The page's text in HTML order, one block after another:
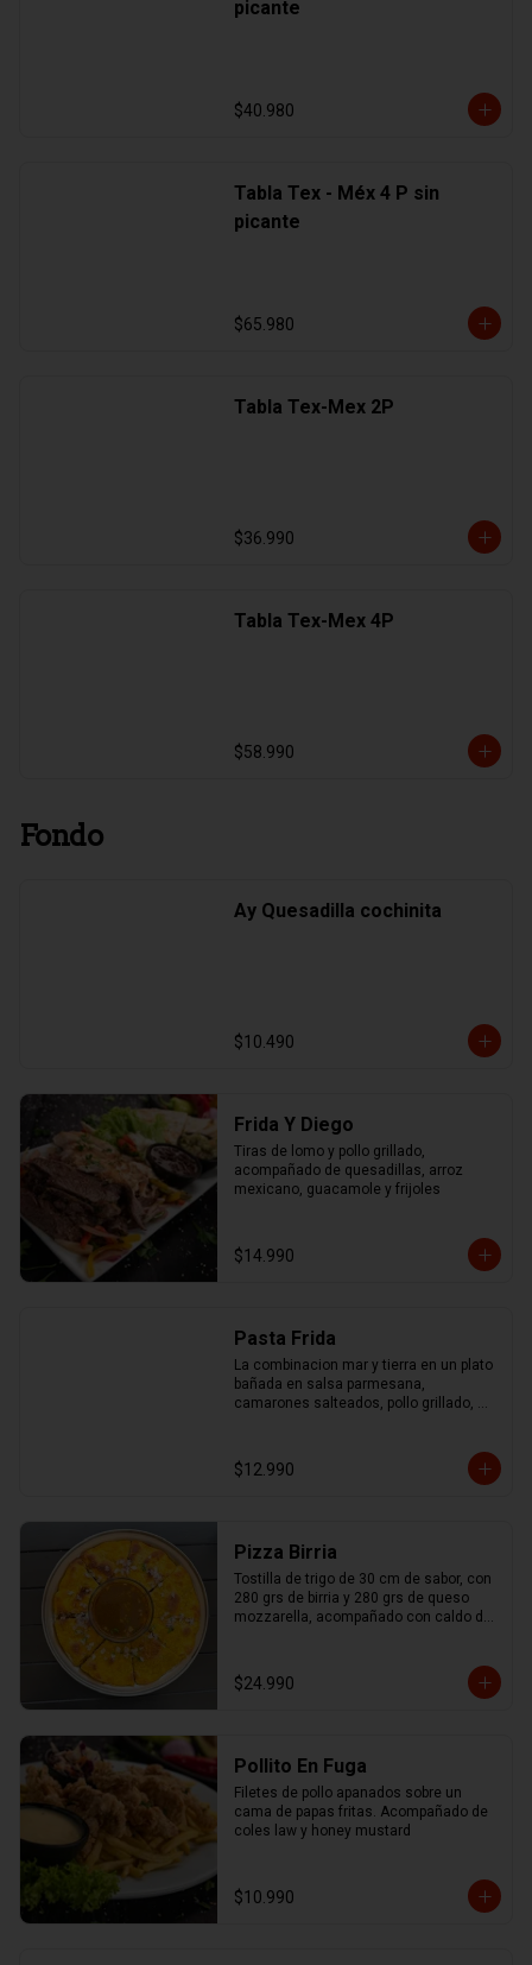
picante
$40.980
Tabla Tex - Méx 4 P sin
picante
$65.980
Tabla Tex-Mex 2P
$36.990
Tabla Tex-Mex 4P
$58.990
Fondo
Ay Quesadilla cochinita
$10.490
Frida Y Diego
Tiras de lomo y pollo grillado,
acompañado de quesadillas, arroz
mexicano, guacamole y frijoles
$14.990
Pasta Frida
La combinacion mar y tierra en un plato
bañada en salsa parmesana,
camarones salteados, pollo grillado,
$12.990
Pizza Birria
Tostilla de trigo de 30 cm de sabor, con
280 grs de birria y 280 grs de queso
mozzarella, acompañado con caldo de
$24.990
Pollito En Fuga
Filetes de pollo apanados sobre un
cama de papas fritas. Acompañado de
coles law y honey mustard
$10.990